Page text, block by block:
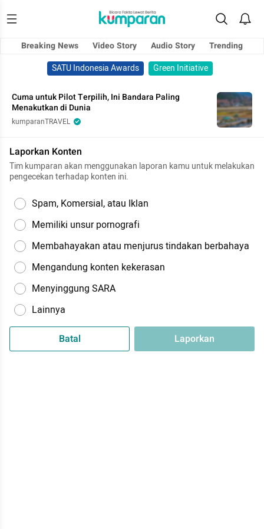
Breaking News Video Story Audio Story
Trending
SATU Indonesia Awards
Green Initiative
Cuma untuk Pilot Terpilih, Ini Bandara Paling
Menakutkan di Dunia
kumparanTRAVEL
Laporkan Konten
Tim kumparan akan menggunakan laporan kamu untuk melakukan
pengecekan terhadap konten ini.
Spam, Komersial, atau Iklan
Memiliki unsur pornografi
Membahayakan atau menjurus tindakan berbahaya
Mengandung konten kekerasan
Menyinggung SARA
Lainnya
Batal Laporkan